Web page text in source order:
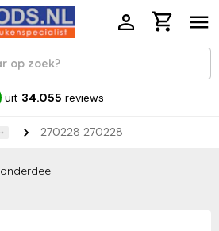
uit 34.055 reviews
270228 270228
onderdeel